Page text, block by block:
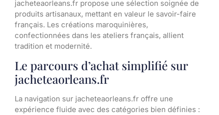
jacheteaorleans.fr propose une sélection soignée de
produits artisanaux, mettant en valeur le savoir-faire
français. Les créations maroquinières,
confectionnées dans les ateliers français, allient
tradition et modernité.
Le parcours d’achat simplifié sur
jacheteaorleans.fr
La navigation sur jacheteaorleans.fr offre une
expérience fluide avec des catégories bien définies :